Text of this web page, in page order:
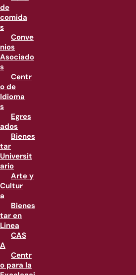
de
comida
s
Conve
nios
Asociado
s
Centr
o de
Idioma
s
Egres
ados
Bienes
tar
Universit
ario
Arte y
Cultur
a
Bienes
tar en
Linea
CAS
A
Centr
o para la